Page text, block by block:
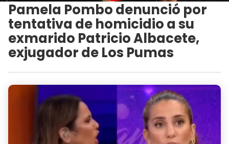
Pamela Pombo denunció por
tentativa de homicidio a su
exmarido Patricio Albacete,
exjugador de Los Pumas